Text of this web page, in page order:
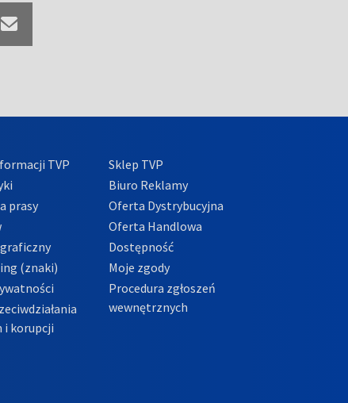
TVP
prasy
(znaki)
i korupcji
Sklep TVP
Biuro Reklamy
Oferta Dystrybucyjna
Oferta Handlowa
Dostępność
Moje zgody
Procedura zgłoszeń
wewnętrznych